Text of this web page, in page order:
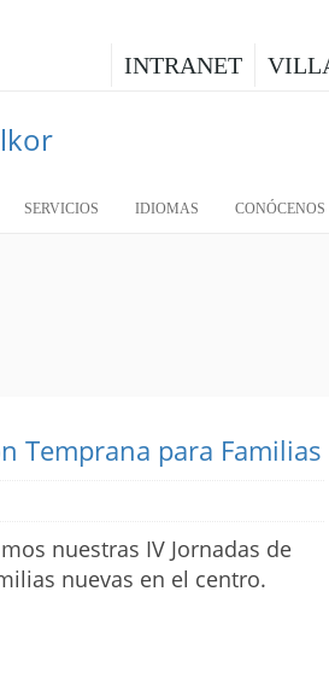
INTRANET
SERVICIOS IDIOMAS CONÓCENOS
Temprana para Familias
nuestras IV Jornadas de
nuevas en el centro.